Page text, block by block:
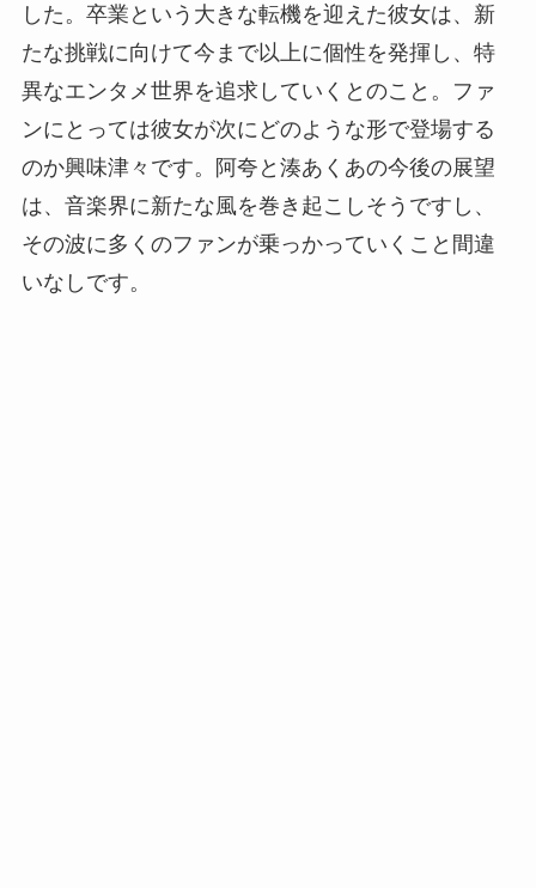
した。卒業という大きな転機を迎えた彼女は、新
たな挑戦に向けて今まで以上に個性を発揮し、特
異なエンタメ世界を追求していくとのこと。ファ
ンにとっては彼女が次にどのような形で登場する
のか興味津々です。阿夸と湊あくあの今後の展望
は、音楽界に新たな風を巻き起こしそうですし、
その波に多くのファンが乗っかっていくこと間違
いなしです。